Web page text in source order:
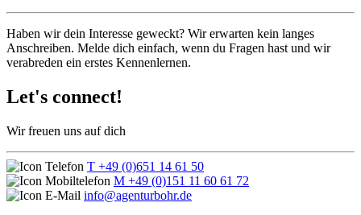
Haben wir dein Interesse geweckt? Wir erwarten kein langes
Anschreiben. Melde dich einfach, wenn du Fragen hast und wir
verabreden ein erstes Kennenlernen.
Let's connect!
Wir freuen uns auf dich
T +49 (0)651 14 61 50
M +49 (0)151 11 60 61 72
info@agenturbohr.de